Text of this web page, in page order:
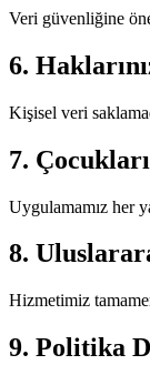
Veri güvenliğine
6.
Kişisel veri
7.
Uygulamamız her
8.
Hizmetimiz
9. Politika